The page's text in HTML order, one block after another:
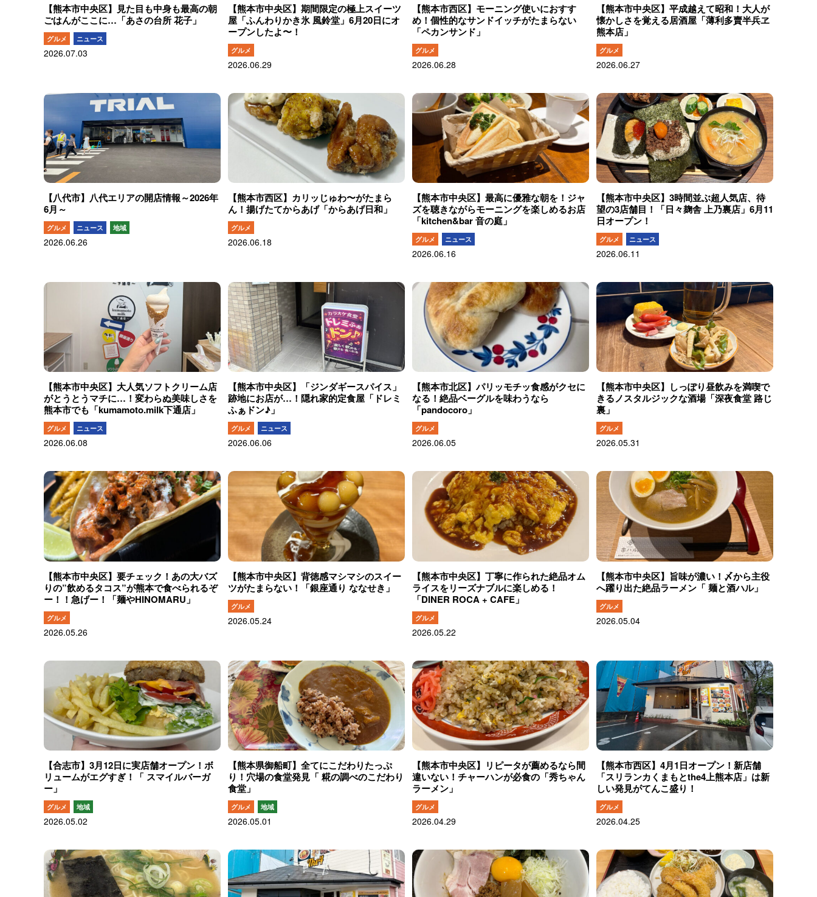
【熊本市中央区】見た目も中身も最高の朝
ごはんがここに…「あさの台所 花子」
グルメ ニュース
2026.07.03
【熊本市中央区】期間限定の極上スイーツ
屋「ふんわりかき氷 風鈴堂」6月20日にオ
ープンしたよ〜！
グルメ
2026.06.29
【熊本市西区】モーニング使いにおすす
め！個性的なサンドイッチがたまらない
「ペカンサンド」
グルメ
2026.06.28
【熊本市中央区】平成越えて昭和！大人が
懐かしさを覚える居酒屋「薄利多賣半兵ヱ
熊本店」
グルメ
2026.06.27
【八代市】八代エリアの開店情報～2026年
6月～
グルメ ニュース 地域
2026.06.26
【熊本市西区】カリッじゅわ〜がたまら
ん！揚げたてからあげ「からあげ日和」
グルメ
2026.06.18
【熊本市中央区】最高に優雅な朝を！ジャ
ズを聴きながらモーニングを楽しめるお店
「kitchen&bar 音の庭」
グルメ ニュース
2026.06.16
【熊本市中央区】3時間並ぶ超人気店、待
望の3店舗目！「日々麹舎 上乃裏店」6月11
日オープン！
グルメ ニュース
2026.06.11
【熊本市中央区】大人気ソフトクリーム店
がとうとうマチに…！変わらぬ美味しさを
熊本市でも「kumamoto.milk下通店」
グルメ ニュース
2026.06.08
【熊本市中央区】「ジンダギースパイス」
跡地にお店が…！隠れ家的定食屋「ドレミ
ふぁドン♪」
グルメ ニュース
2026.06.06
【熊本市北区】パリッモチッ食感がクセに
なる！絶品ベーグルを味わうなら
「pandocoro」
グルメ
2026.06.05
【熊本市中央区】しっぽり昼飲みを満喫で
きるノスタルジックな酒場「深夜食堂 路じ
裏」
グルメ
2026.05.31
【熊本市中央区】要チェック！あの大バズ
りの”飲めるタコス”が熊本で食べられるぞ
ー！！急げー！「麺やHINOMARU」
グルメ
2026.05.26
【熊本市中央区】背徳感マシマシのスイー
ツがたまらない！「銀座通り ななせき」
グルメ
2026.05.24
【熊本市中央区】丁寧に作られた絶品オム
ライスをリーズナブルに楽しめる！
「DINER ROCA + CAFE」
グルメ
2026.05.22
【熊本市中央区】旨味が濃い！〆から主役
へ躍り出た絶品ラーメン「 麺と酒ハル」
グルメ
2026.05.04
【合志市】3月12日に実店舗オープン！ボ
リュームがエグすぎ！「 スマイルバーガ
ー」
グルメ 地域
2026.05.02
【熊本県御船町】全てにこだわりたっぷ
り！穴場の食堂発見「 糀の調べのこだわり
食堂」
グルメ 地域
2026.05.01
【熊本市中央区】リピータが薦めるなら間
違いない！チャーハンが必食の「秀ちゃん
ラーメン」
グルメ
2026.04.29
【熊本市西区】4月1日オープン！新店舗
「スリランカくまもとthe4上熊本店」は新
しい発見がてんこ盛り！
グルメ
2026.04.25